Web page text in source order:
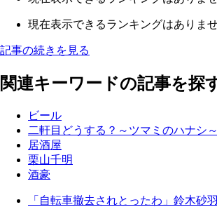
現在表示できるランキングはありませ
記事の続きを見る
関連キーワードの記事を探
ビール
二軒目どうする？～ツマミのハナシ～
居酒屋
栗山千明
酒豪
「自転車撤去されとったわ」鈴木砂